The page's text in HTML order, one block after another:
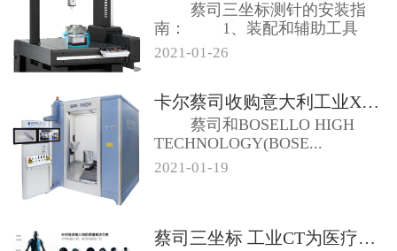
蔡司三坐标测针的安装指
南： 1、装配和辅助工具
合适...
2021-01-26
卡尔蔡司收购意大利工业X射线系统...
蔡司和BOSELLO HIGH
TECHNOLOGY(BOSE...
2021-01-19
蔡司三坐标 工业CT为医疗产品质...